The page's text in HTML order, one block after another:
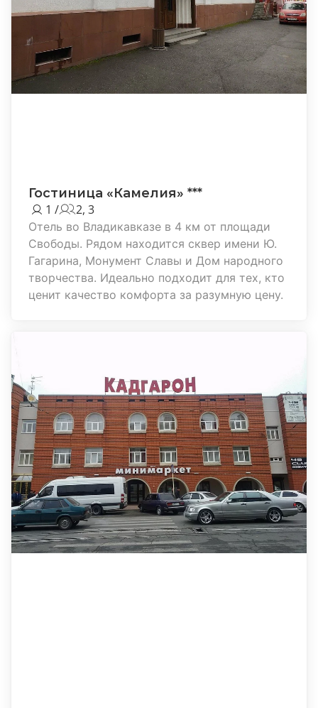
Гостиница «Камелия» ***
1 /
2, 3
Отель во Владикавказе в 4 км от площади
Свободы. Рядом находится сквер имени Ю.
Гагарина, Монумент Славы и Дом народного
творчества. Идеально подходит для тех, кто
ценит качество комфорта за разумную цену.